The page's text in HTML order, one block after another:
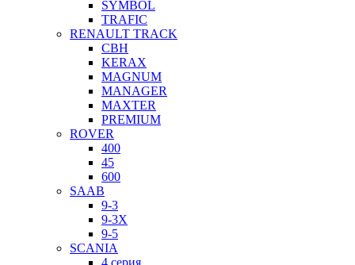
SYMBOL
TRAFIC
RENAULT TRACK
CBH
KERAX
MAGNUM
MANAGER
MAXTER
PREMIUM
ROVER
400
45
600
SAAB
9-3
9-3X
9-5
SCANIA
4 серия